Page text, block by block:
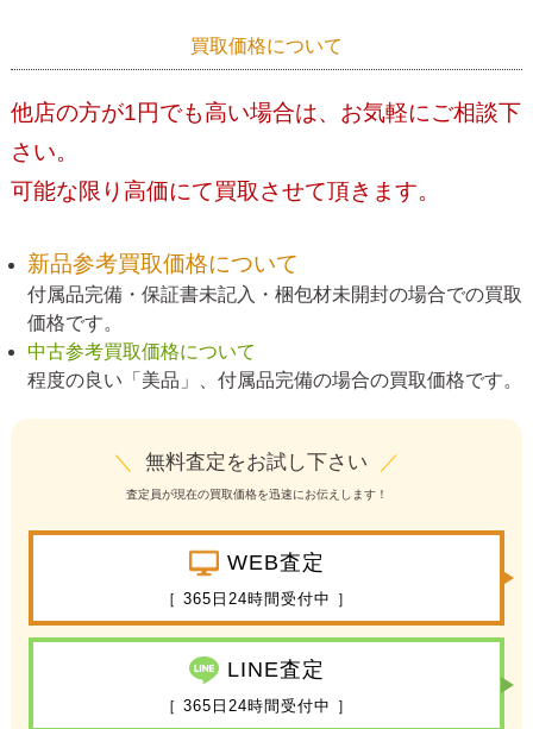
買取価格について
他店の方が1円でも高い場合は、お気軽にご相談下
さい。
可能な限り高価にて買取させて頂きます。
新品参考買取価格について
付属品完備・保証書未記入・梱包材未開封の場合での買取
価格です。
中古参考買取価格について
程度の良い「美品」、付属品完備の場合の買取価格です。
＼ 無料査定をお試し下さい ／
査定員が現在の買取価格を迅速にお伝えします！
WEB査定
［ 365日24時間受付中 ］
LINE査定
［ 365日24時間受付中 ］